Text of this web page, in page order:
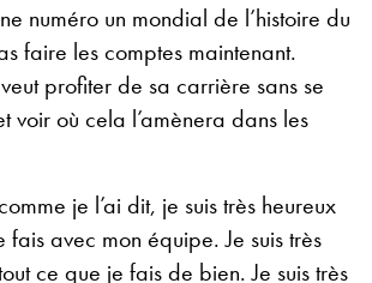
numéro un mondial de l’histoire du
faire les comptes maintenant.
profiter de sa carrière sans se
voir où cela l’amènera dans les
je l’ai dit, je suis très heureux
avec mon équipe. Je suis très
ce que je fais de bien. Je suis très